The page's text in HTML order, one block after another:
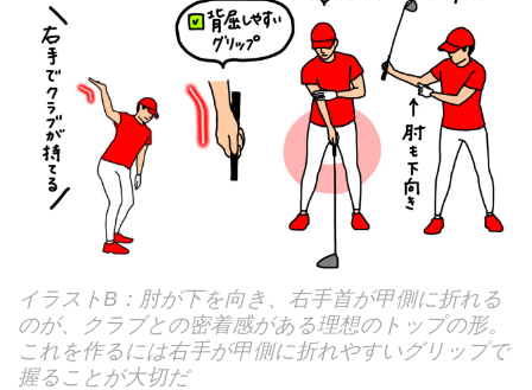
イラストB：肘が下を向き、右手首が甲側に折れる
のが、クラブとの密着感がある理想のトップの形。
これを作るには右手が甲側に折れやすいグリップで
握ることが大切だ